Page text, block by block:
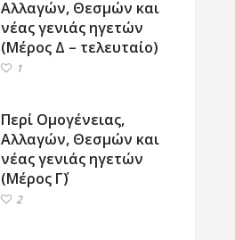
Αλλαγών, Θεσμών και
νέας γενιάς ηγετών
(Μέρος Δ – τελευταίο)
1
Περί Ομογένειας,
Αλλαγών, Θεσμών και
νέας γενιάς ηγετών
(Μέρος Γ΄)
2